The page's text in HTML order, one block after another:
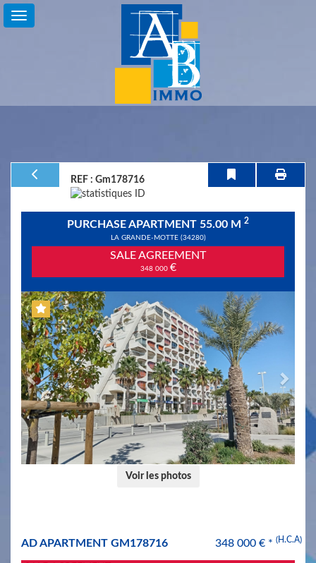
Holiday
Life
copropriétaire
Service
Account
Contact
REF : Gm178716
​PURCHASE APARTMENT 55.00 M 2
LA GRANDE-MOTTE (34280)
SALE AGREEMENT
348 000 €
Previous
Voir les photos
AD APARTMENT GM178716 348 000 € * (H.C.A)